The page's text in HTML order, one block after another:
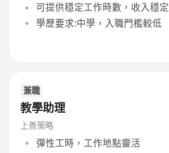
可提供穩定工作時數，收入穩定
學歷要求:中學，入職門檻較低
兼職
教學助理
上善策略
彈性工時，工作地點靈活